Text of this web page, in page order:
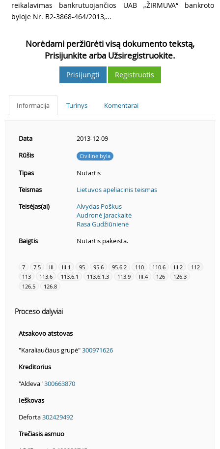
reikalavimas bankrutuojančios UAB „ŽIRMUVA“ bankroto
byloje Nr. B2-3868-464/2013,...
Norėdami peržiūrėti visą dokumento tekstą,
Prisijunkite arba Užsiregistruokite.
Prisijungti Registruotis
Informacija Turinys Komentarai
Data
2013-12-09
Rūšis
Civilinė byla
Tipas
Nutartis
Teismas
Lietuvos apeliacinis teismas
Teisėjas(ai)
Alvydas Poškus
Audronė Jarackaitė
Rasa Gudžiūnienė
Baigtis
Nutartis pakeista.
7 7.5 III III.1 95 95.6 95.6.2 110 110.6 III.2
112
113
113.6 113.6.1 113.6.1.3 113.9 III.4 126
126.3
126.5
126.8
Proceso dalyviai
Atsakovo atstovas
"Karaliaučiaus grupė"300971626
Kreditorius
"Aldeva"300663870
Ieškovas
Deforta302429492
Trečiasis asmuo